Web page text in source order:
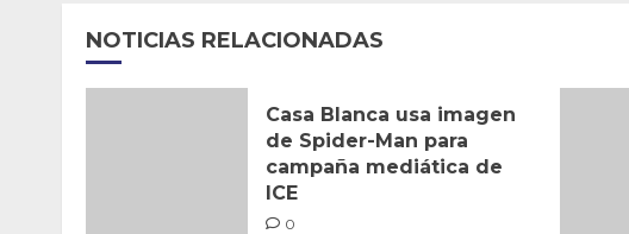
NOTICIAS RELACIONADAS
Casa Blanca usa imagen
de Spider-Man para
campaña mediática de
ICE
0